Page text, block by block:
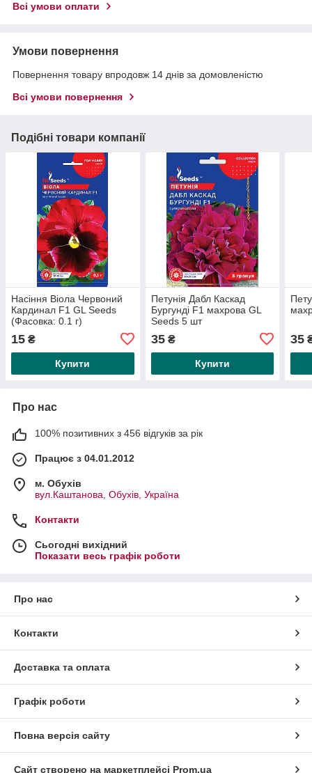
Всі умови оплати
Умови повернення
Повернення товару впродовж 14 днів за домовленістю
Всі умови повернення
Подібні товари компанії
Насіння Віола Червоний
Кардинал F1 GL Seeds
(Фасовка: 0.1 г)
15 ₴
Купити
Петунія Дабл Каскад
Бургунді F1 махрова GL
Seeds 5 шт
35₴
Купити
35
Про нас
100% позитивних з 456 відгуків за рік
Працює з 04.01.2012
м. Обухів
вул.Каштанова, Обухів, Україна
Контакти
Сьогодні вихідний
Показати весь графік роботи
Про нас
Контакти
Доставка та оплата
Графік роботи
Повна версія сайту
Сайт створено на маркетплейсі Prom.ua